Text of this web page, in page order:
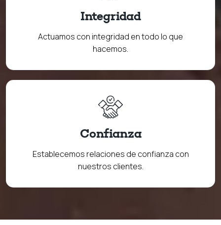
Integridad
Actuamos con integridad en todo lo que
hacemos.
Confianza
Establecemos relaciones de confianza con
nuestros clientes.